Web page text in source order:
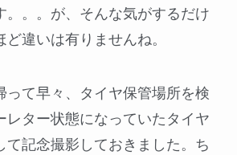
。。。が、そんな気がするだけ
違いは有りませんね。
て早々、タイヤ保管場所を検
レター状態になっていたタイヤ
て記念撮影しておきました。ち